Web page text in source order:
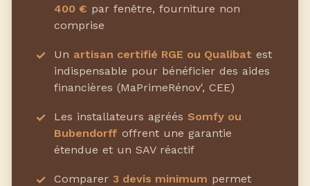
400 € par fenêtre, fourniture non
comprise
Un artisan certifié RGE ou Qualibat est
indispensable pour bénéficier des aides
financières (MaPrimeRénov', CEE)
Les installateurs agréés Somfy ou
Bubendorff offrent une garantie
étendue et un SAV réactif
Comparer 3 devis minimum permet